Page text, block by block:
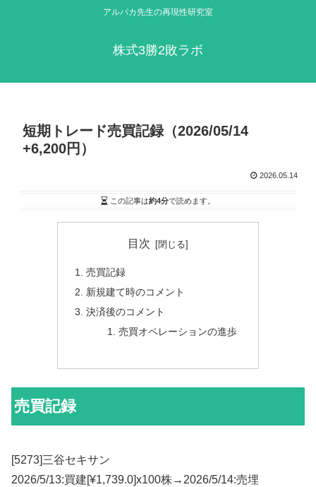
アルパカ先生の再現性研究室
株式3勝2敗ラボ
短期トレード売買記録（2026/05/14
+6,200円）
2026.05.14
この記事は約4分で読めます。
目次
売買記録
新規建て時のコメント
決済後のコメント
売買オペレーションの進歩
売買記録
[5273]三谷セキサン
2026/5/13:買建[¥1,739.0]x100株→2026/5/14:売埋